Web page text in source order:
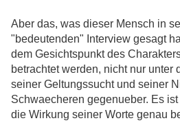
Aber das, was dieser Mensch in
"bedeutenden" Interview gesagt
dem Gesichtspunkt des
betrachtet werden, nicht nur unter
seiner Geltungssucht und seiner
Schwaecheren gegenueber. Es
die Wirkung seiner Worte genau